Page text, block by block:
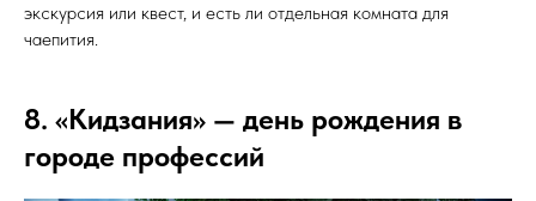
экскурсия или квест, и есть ли отдельная комната для
чаепития.
8. «Кидзания» — день рождения в
городе профессий